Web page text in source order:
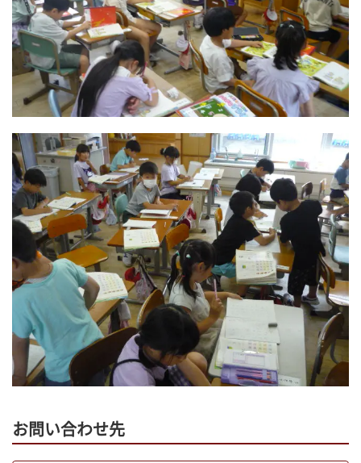
お問い合わせ先